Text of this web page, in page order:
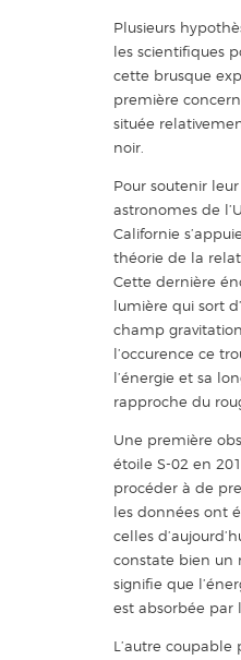
Plusieurs
les scientifiques
cette brusque
première
située
noir.
Pour soutenir
astronomes de
Californie
théorie de la
Cette dernière
lumière qui sort
champ
l’occurence ce
l’énergie et sa
rapproche du
Une première
étoile S-02 en
procéder à de
les données ont
celles
constate bien un
signifie que
est absorbée par
L’autre